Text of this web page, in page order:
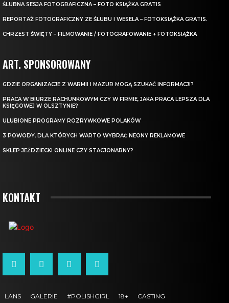
ŚLUBNA SESJA FOTOGRAFICZNA – FOTO KSIĄŻKA GRATIS
REPORTAŻ FOTOGRAFICZNY ZE ŚLUBU I WESELA – FOTOKSIĄŻKA GRATIS.
CHRZEST ŚWIĘTY – FILMOWANIE / FOTOGRAFOWANIE + FOTOKSIĄŻKA
ART. SPONSOROWANY
GDZIE ORGANIZACJE Z WARMII I MAZUR MOGĄ SZUKAĆ INFORMACJI?
PRACA W BIURZE RACHUNKOWYM CZY W FIRMIE, JAKA PRACA LEPSZA DLA
KSIĘGOWEJ W OLSZTYNIE?
ULUBIONE PROGRAMY ROZRYWKOWE POLAKÓW
3 POWODY, DLA KTÓRYCH WARTO WYBRAĆ NEONY REKLAMOWE
SKLEP JEŹDZIECKI ONLINE CZY STACJONARNY?
KONTAKT
LANS GALERIE #POLISHGIRL 18+ CASTING